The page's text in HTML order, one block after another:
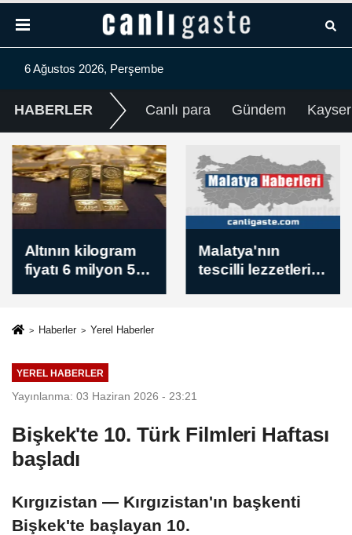
6 Ağustos 2026, Perşembe
HABERLER Canlı para Gündem
Altının kilogram
fiyatı 6 milyon 500
Ağustos 2026
Malatya'nın
tescilli lezzetleri
Haberler Yerel Haberler
YEREL HABERLER
Yayınlanma: 03 Haziran 2026 - 23:21
Bişkek'te 10. Türk Filmleri Haftası
başladı
Kırgızistan — Kırgızistan'ın başkenti
Bişkek'te başlayan 10.